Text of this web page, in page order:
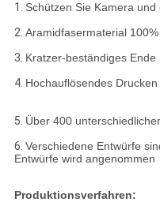
1. Schützen Sie Kamera
2. Aramidfasermaterial 100%
3. Kratzer-beständiges Ende
4. Hochauflösendes Drucken
5. Über 400
6. Verschiedene Entwürfe
Entwürfe wird angenommen
Produktionsverfahren: